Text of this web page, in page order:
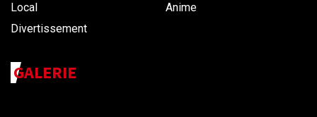
Local
Anime
Divertissement
GALERIE